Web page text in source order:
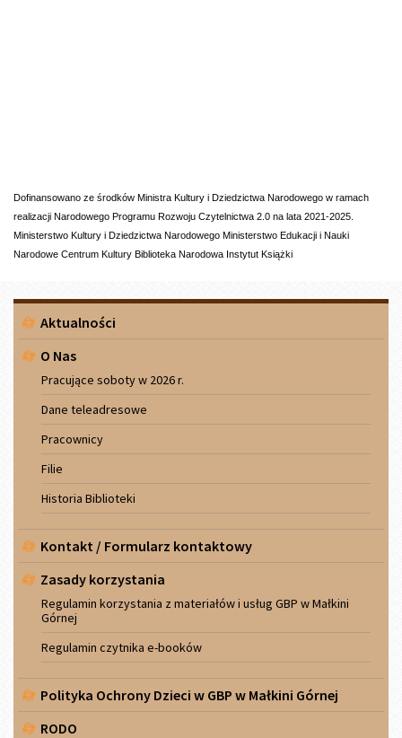
Dofinansowano ze środków Ministra Kultury i Dziedzictwa Narodowego w ramach
realizacji Narodowego Programu Rozwoju Czytelnictwa 2.0 na lata 2021-2025.
Ministerstwo Kultury i Dziedzictwa Narodowego Ministerstwo Edukacji i Nauki
Narodowe Centrum Kultury Biblioteka Narodowa Instytut Książki
Menu
boczne
Aktualności
O Nas
Pracujące soboty w 2026 r.
Dane teleadresowe
Pracownicy
Filie
Historia Biblioteki
Kontakt / Formularz kontaktowy
Zasady korzystania
Regulamin korzystania z materiałów i usług GBP w Małkini
Górnej
Regulamin czytnika e-booków
Polityka Ochrony Dzieci w GBP w Małkini Górnej
RODO